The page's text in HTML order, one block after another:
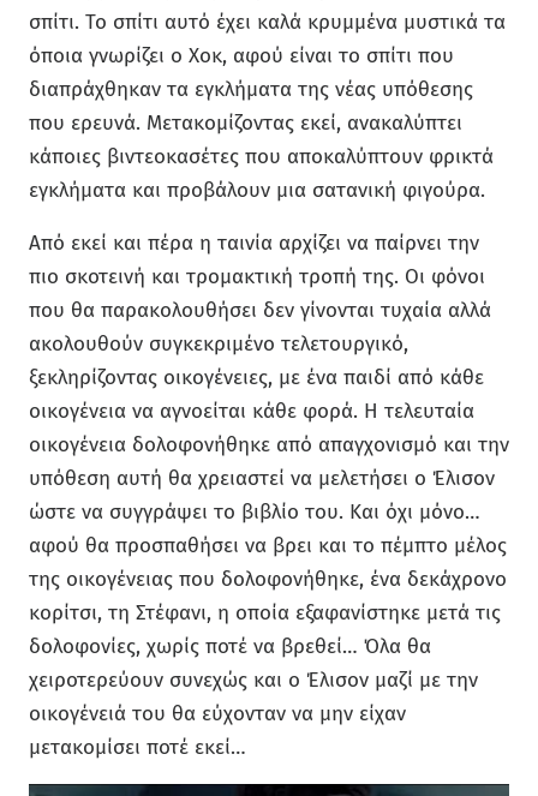
σπίτι. Το σπίτι αυτό έχει καλά κρυμμένα μυστικά τα
όποια γνωρίζει ο Χοκ, αφού είναι το σπίτι που
διαπράχθηκαν τα εγκλήματα της νέας υπόθεσης
που ερευνά. Μετακομίζοντας εκεί, ανακαλύπτει
κάποιες βιντεοκασέτες που αποκαλύπτουν φρικτά
εγκλήματα και προβάλουν μια σατανική φιγούρα.
Από εκεί και πέρα η ταινία αρχίζει να παίρνει την
πιο σκοτεινή και τρομακτική τροπή της. Οι φόνοι
που θα παρακολουθήσει δεν γίνονται τυχαία αλλά
ακολουθούν συγκεκριμένο τελετουργικό,
ξεκληρίζοντας οικογένειες, με ένα παιδί από κάθε
οικογένεια να αγνοείται κάθε φορά. Η τελευταία
οικογένεια δολοφονήθηκε από απαγχονισμό και την
υπόθεση αυτή θα χρειαστεί να μελετήσει ο Έλισον
ώστε να συγγράψει το βιβλίο του. Και όχι μόνο…
αφού θα προσπαθήσει να βρει και το πέμπτο μέλος
της οικογένειας που δολοφονήθηκε, ένα δεκάχρονο
κορίτσι, τη Στέφανι, η οποία εξαφανίστηκε μετά τις
δολοφονίες, χωρίς ποτέ να βρεθεί… Όλα θα
χειροτερεύουν συνεχώς και ο Έλισον μαζί με την
οικογένειά του θα εύχονταν να μην είχαν
μετακομίσει ποτέ εκεί…